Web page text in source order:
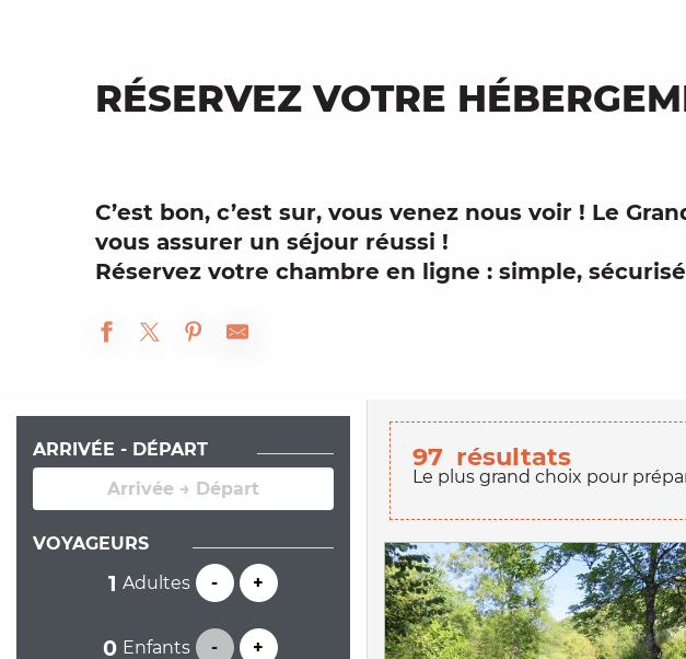
RÉSERVEZ VOTRE
C’est bon, c’est sur, vous venez nous voir ! Le
vous assurer un séjour réussi !
Réservez votre chambre en ligne : simple,
ARRIVÉE - DÉPART
VOYAGEURS
Adultes
- +
Enfants - +
97 résultats
Le plus grand choix pour